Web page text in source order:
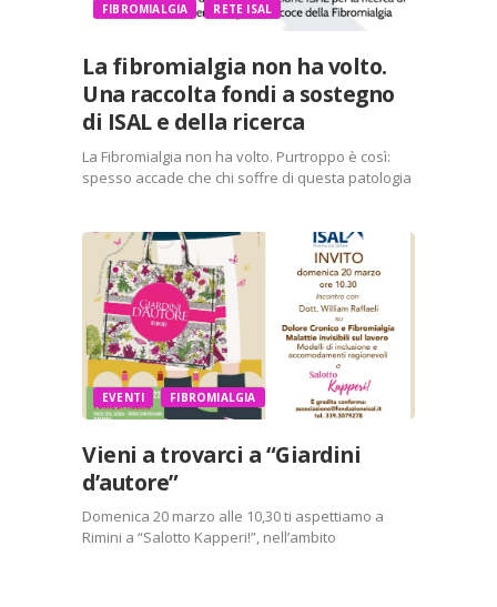
FIBROMIALGIA RETE ISAL
La fibromialgia non ha volto.
Una raccolta fondi a sostegno
di ISAL e della ricerca
La Fibromialgia non ha volto. Purtroppo è così:
spesso accade che chi soffre di questa patologia
Italia e lo facciamo…
Condividi:
X Facebook
Stampa LinkedIn
WhatsApp E-mail
Mi piace:
Caricamento
in
EVENTI FIBROMIALGIA
Vieni a trovarci a “Giardini
d’autore”
Domenica 20 marzo alle 10,30 ti aspettiamo a
Rimini a “Salotto Kapperi!”, nell’ambito